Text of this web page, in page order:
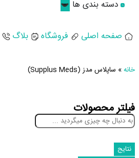
دسته بندی ها
صفحه اصلی فروشگاه بلاگ
خانه» ساپلاس مدز (Supplus Meds)
فیلتر محصولات
نتایج